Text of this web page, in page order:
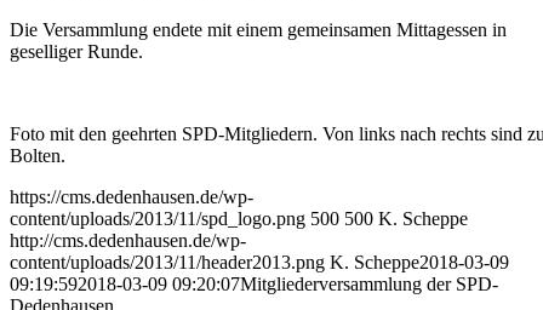
Die Versammlung endete mit einem gemeinsamen Mittagessen in
geselliger Runde.
Foto mit den geehrten SPD-Mitgliedern. Von links nach rechts sind
Bolten.
https://cms.dedenhausen.de/wp-
content/uploads/2013/11/spd_logo.png 500 500 K. Scheppe
http://cms.dedenhausen.de/wp-
content/uploads/2013/11/header2013.png K. Scheppe2018-03-09
09:19:592018-03-09 09:20:07Mitgliederversammlung der SPD-
Dedenhausen